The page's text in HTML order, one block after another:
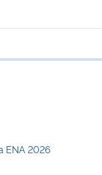
de transferência
ENA 2026